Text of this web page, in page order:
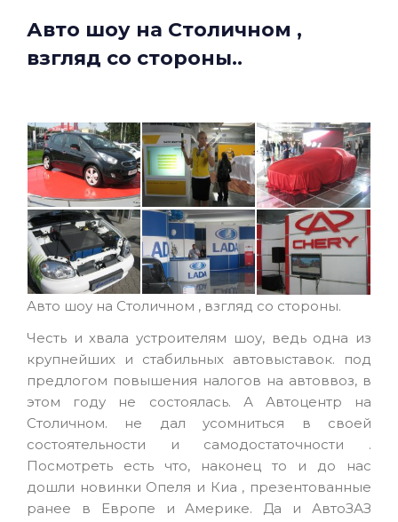
Авто шоу на Столичном ,
взгляд со стороны..
Авто шоу на Столичном , взгляд со стороны.
Честь и хвала устроителям шоу, ведь одна из
крупнейших и стабильных автовыставок. под
предлогом повышения налогов на автоввоз, в
этом году не состоялась. А Автоцентр на
Столичном. не дал усомниться в своей
состоятельности и самодостаточности .
Посмотреть есть что, наконец то и до нас
дошли новинки Опеля и Киа , презентованные
ранее в Европе и Америке. Да и АвтоЗАЗ